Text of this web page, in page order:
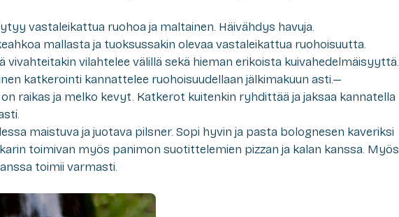
vastaleikattua ruohoa ja maltainen. Häivähdys havuja.
mallasta ja tuoksussakin olevaa vastaleikattua ruohoisuutta.
vivahteitakin vilahtelee välillä sekä hieman erikoista kuivahedelmäisyyttä.
katkerointi kannattelee ruohoisuudellaan jälkimakuun asti.—
raikas ja melko kevyt. Katkerot kuitenkin ryhdittää ja jaksaa kannatella
maistuva ja juotava pilsner. Sopi hyvin ja pasta bolognesen kaveriksi
toimivan myös panimon suotittelemien pizzan ja kalan kanssa. Myös
toimii varmasti.